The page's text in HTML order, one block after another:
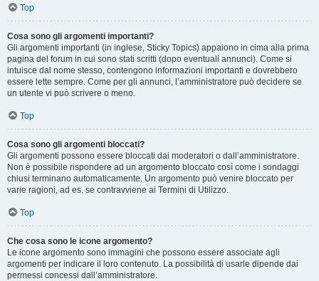
Top
Cosa sono gli argomenti importanti?
Gli argomenti importanti (in inglese, Sticky Topics) appaiono in cima alla prima
pagina del forum in cui sono stati scritti (dopo eventuali annunci). Come si
intuisce dal nome stesso, contengono informazioni importanti e dovrebbero
essere lette sempre. Come per gli annunci, l’amministratore può decidere se
un utente vi può scrivere o meno.
Top
Cosa sono gli argomenti bloccati?
Gli argomenti possono essere bloccati dai moderatori o dall’amministratore.
Non è possibile rispondere ad un argomento bloccato così come i sondaggi
chiusi terminano automaticamente. Un argomento può venire bloccato per
varie ragioni, ad es. se contravviene ai Termini di Utilizzo.
Top
Che cosa sono le icone argomento?
Le icone argomento sono immagini che possono essere associate agli
argomenti per indicare il loro contenuto. La possibilità di usarle dipende dai
permessi concessi dall’amministratore.